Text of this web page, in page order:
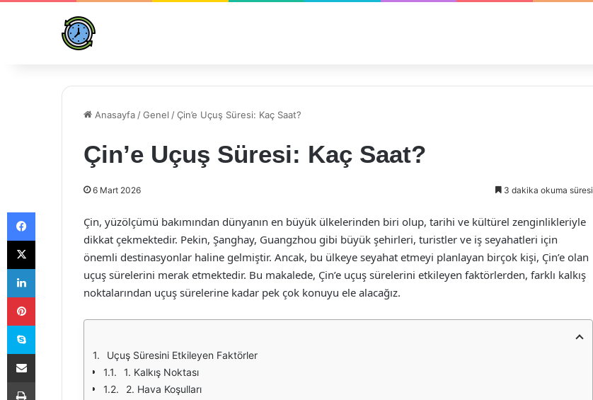
Anasayfa /Genel /Çin’e Uçuş Süresi: Kaç Saat?
Çin’e Uçuş Süresi: Kaç Saat?
6 Mart 2026 3 dakika okuma süresi
Çin, yüzölçümü bakımından dünyanın en büyük ülkelerinden biri olup, tarihi ve kültürel zenginlikleriyle
dikkat çekmektedir. Pekin, Şanghay, Guangzhou gibi büyük şehirleri, turistler ve iş seyahatleri için
önemli destinasyonlar haline gelmiştir. Ancak, bu ülkeye seyahat etmeyi planlayan birçok kişi, Çin’e olan
uçuş sürelerini merak etmektedir. Bu makalede, Çin’e uçuş sürelerini etkileyen faktörlerden, farklı kalkış
noktalarından uçuş sürelerine kadar pek çok konuyu ele alacağız.
Uçuş Süresini Etkileyen Faktörler
1. Kalkış Noktası
2. Hava Koşulları
Facebook
X
LinkedIn
Pinterest
Skype
E-Posta ile paylaş